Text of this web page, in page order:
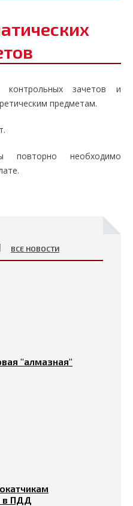
зачетов и
предметам.
повторно необходимо
ВСЕ НОВОСТИ
"алмазная"
в ПДД